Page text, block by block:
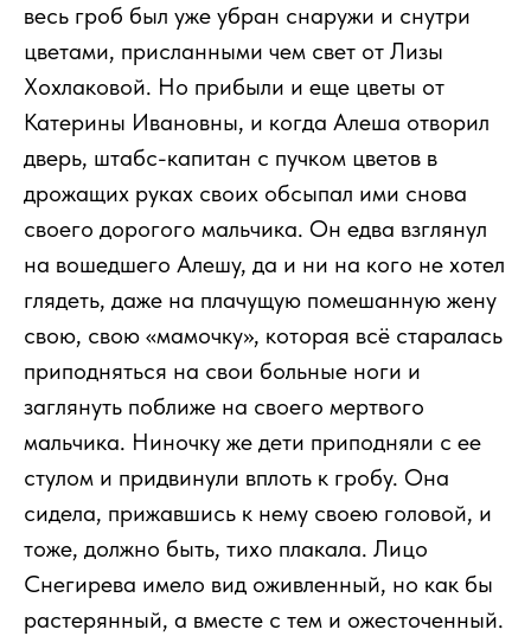
весь гроб был уже убран снаружи и снутри
цветами, присланными чем свет от Лизы
Хохлаковой. Но прибыли и еще цветы от
Катерины Ивановны, и когда Алеша отворил
дверь, штабс-капитан с пучком цветов в
дрожащих руках своих обсыпал ими снова
своего дорогого мальчика. Он едва взглянул
на вошедшего Алешу, да и ни на кого не хотел
глядеть, даже на плачущую помешанную жену
свою, свою «мамочку», которая всё старалась
приподняться на свои больные ноги и
заглянуть поближе на своего мертвого
мальчика. Ниночку же дети приподняли с ее
стулом и придвинули вплоть к гробу. Она
сидела, прижавшись к нему своею головой, и
тоже, должно быть, тихо плакала. Лицо
Снегирева имело вид оживленный, но как бы
растерянный, а вместе с тем и ожесточенный.